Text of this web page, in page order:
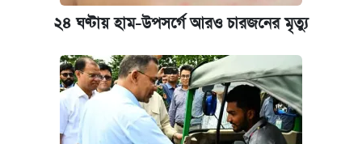
২৪ ঘণ্টায় হাম-উপসর্গে আরও চারজনের মৃত্যু